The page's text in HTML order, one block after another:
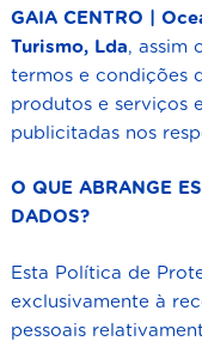
GAIA CENTRO |
Turismo, Lda, assim
termos e condições
produtos e serviços
publicitadas nos
O QUE ABRANGE
DADOS?
Esta Política de
exclusivamente à
pessoais